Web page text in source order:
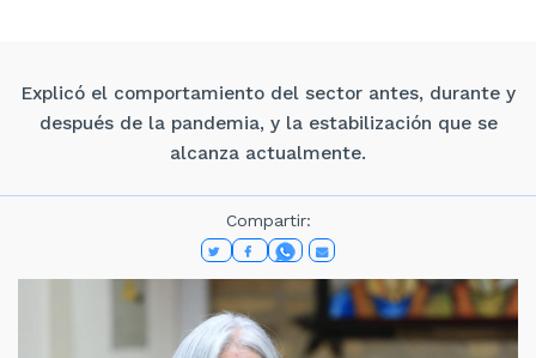
Explicó el comportamiento del sector antes, durante y
después de la pandemia, y la estabilización que se
alcanza actualmente.
Compartir: